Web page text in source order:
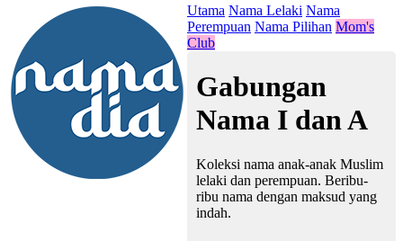
Utama Nama Lelaki Nama
Perempuan Nama Pilihan Mom's
Club
Gabungan
Nama I dan A
Koleksi nama anak-anak Muslim
lelaki dan perempuan. Beribu-
ribu nama dengan maksud yang
indah.